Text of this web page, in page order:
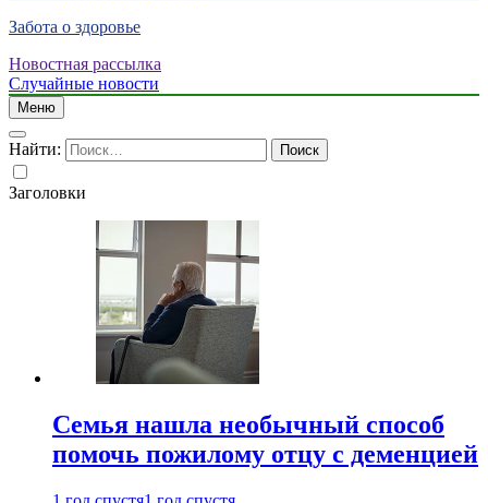
Забота о здоровье
Новостная рассылка
Случайные новости
Меню
Найти:
Заголовки
Семья нашла необычный способ
помочь пожилому отцу с деменцией